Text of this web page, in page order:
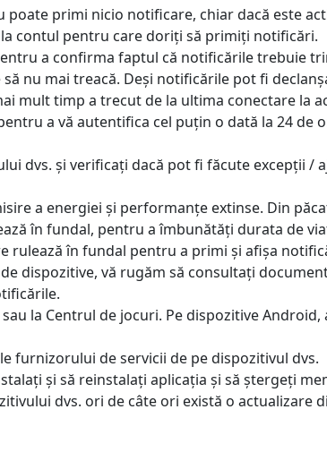
primi nicio notificare, chiar dacă este
contul pentru care doriți să primiți notificări.
a confirma faptul că notificările trebuie
nu mai treacă. Deși notificările pot fi
mult timp a trecut de la ultima conectare la
a vă autentifica cel puțin o dată la 24 de
dvs. și verificați dacă pot fi făcute excepții /
a energiei și performanțe extinse. Din
în fundal, pentru a îmbunătăți durata de
rulează în fundal pentru a primi și afișa
dispozitive, vă rugăm să consultați
la Centrul de jocuri. Pe dispozitive
furnizorului de servicii de pe dispozitivul dvs.
și să reinstalați aplicația și să ștergeți
dvs. ori de câte ori există o actualizare